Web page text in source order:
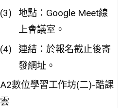
地點：Google Meet線
上會議室。
連結：於報名截止後寄
發網址。
A2數位學習工作坊(二)-酷課
雲